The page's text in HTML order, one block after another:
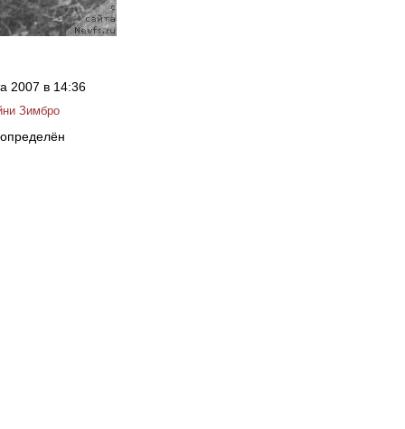
2007 в 14:36
Зимбро